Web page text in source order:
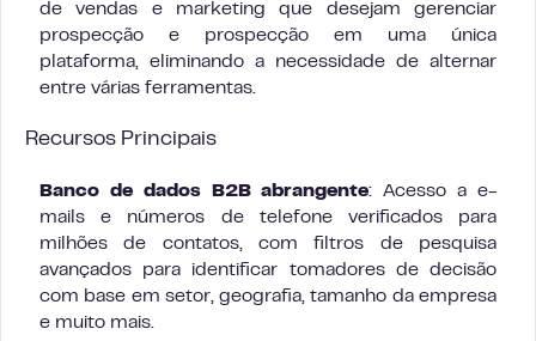
de vendas e marketing que desejam gerenciar
prospecção e prospecção em uma única
plataforma, eliminando a necessidade de alternar
entre várias ferramentas.
Recursos Principais
Banco de dados B2B abrangente: Acesso a e-
mails e números de telefone verificados para
milhões de contatos, com filtros de pesquisa
avançados para identificar tomadores de decisão
com base em setor, geografia, tamanho da empresa
e muito mais.